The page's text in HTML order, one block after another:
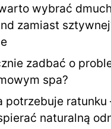
wybrać
zamiast
zadbać o
spa?
potrzebuje ratunku
naturalną